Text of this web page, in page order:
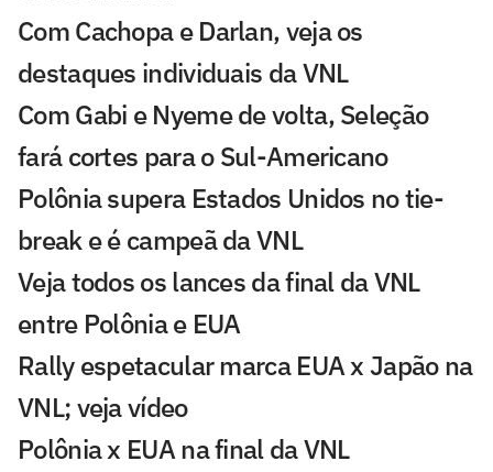
Com Cachopa e Darlan, veja os
destaques individuais da VNL
Com Gabi e Nyeme de volta, Seleção
fará cortes para o Sul-Americano
Polônia supera Estados Unidos no tie-
break e é campeã da VNL
Veja todos os lances da final da VNL
entre Polônia e EUA
Rally espetacular marca EUA x Japão na
VNL; veja vídeo
Polônia x EUA na final da VNL